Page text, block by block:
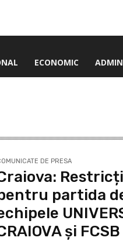
ECONOMIC
DE PRESA
partida
şi FCSB